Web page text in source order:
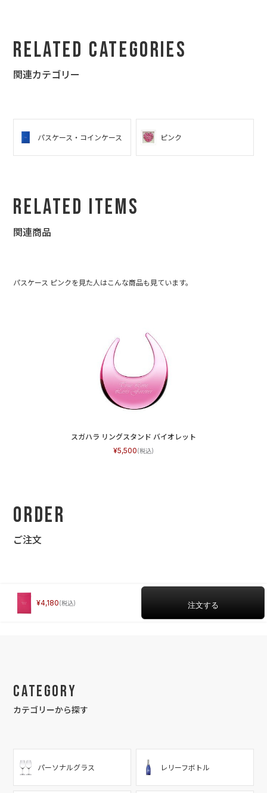
Related Categories
関連カテゴリー
パスケース・コインケース ピンク
Related Items
関連商品
パスケース ピンクを見た人はこんな商品も見ています。
スガハラ リングスタンド バイオレット
5,500
Order
ご注文
4,180
Category
カテゴリーから探す
パーソナルグラス レリーフボトル